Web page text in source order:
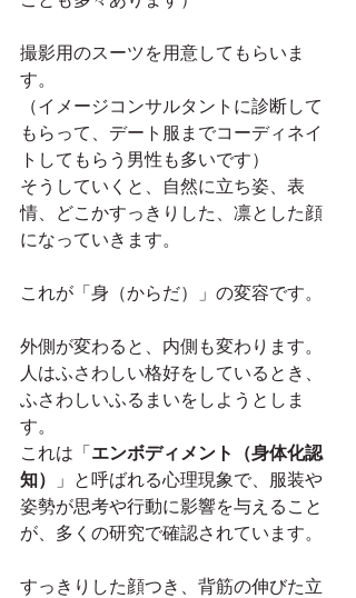
撮影用のスーツを用意してもらいま
す。
（イメージコンサルタントに診断して
もらって、デート服までコーディネイ
トしてもらう男性も多いです）
そうしていくと、自然に立ち姿、表
情、どこかすっきりした、凛とした顔
になっていきます。
これが「身（からだ）」の変容です。
外側が変わると、内側も変わります。
人はふさわしい格好をしているとき、
ふさわしいふるまいをしようとしま
す。
これは「エンボディメント（身体化認
知）
」と呼ばれる心理現象で、服装や
姿勢が思考や行動に影響を与えること
が、多くの研究で確認されています。
すっきりした顔つき、背筋の伸びた立